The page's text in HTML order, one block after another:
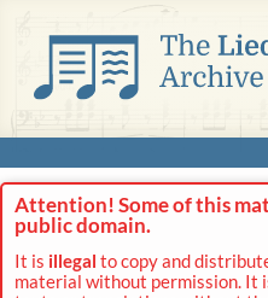
Attention! Some of this
public domain.
It is illegal to copy and
material without permission. It